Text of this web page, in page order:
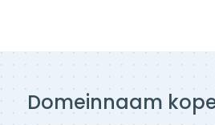
Domeinnaam